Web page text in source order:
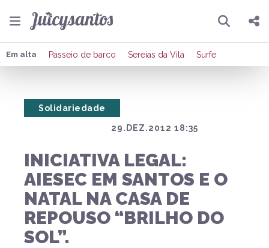
Pesquisar
Compartilhar
Publicar no X
Em alta Passeio de barco Sereias da Vila Surfe
29.DEZ.2012 18:35
Solidariedade
INICIATIVA LEGAL:
AIESEC EM SANTOS E O
NATAL NA CASA DE
REPOUSO “BRILHO DO
SOL”.